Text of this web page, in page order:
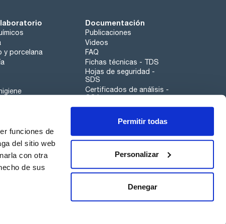
funciones de
del sitio web
con otra
de sus
Permitir todas
Personalizar
Denegar
y porcelana
Documentación
Publicaciones
Videos
FAQ
Fichas técnicas - TDS
Hojas de seguridad -
SDS
Certificados de análisis -
COA
Aplicaciones
Canal de denuncias